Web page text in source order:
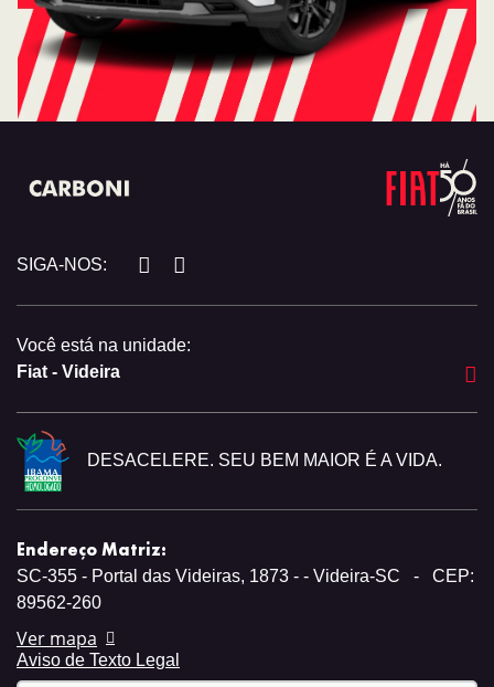
SIGA-NOS:
Você está na unidade:
Fiat - Videira
DESACELERE. SEU BEM MAIOR É A VIDA.
Endereço Matriz:
SC-355 - Portal das Videiras, 1873 - - Videira-SC -
CEP:
89562-260
Ver mapa
Aviso de Texto Legal